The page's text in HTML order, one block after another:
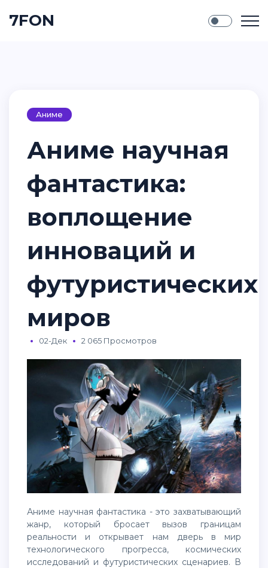
7FON
Аниме
Аниме научная
фантастика:
воплощение
инноваций и
футуристических
миров
02-Дек 2 065 Просмотров
Аниме научная фантастика - это захватывающий
жанр, который бросает вызов границам
реальности и открывает нам дверь в мир
технологического прогресса, космических
исследований и футуристических сценариев. В